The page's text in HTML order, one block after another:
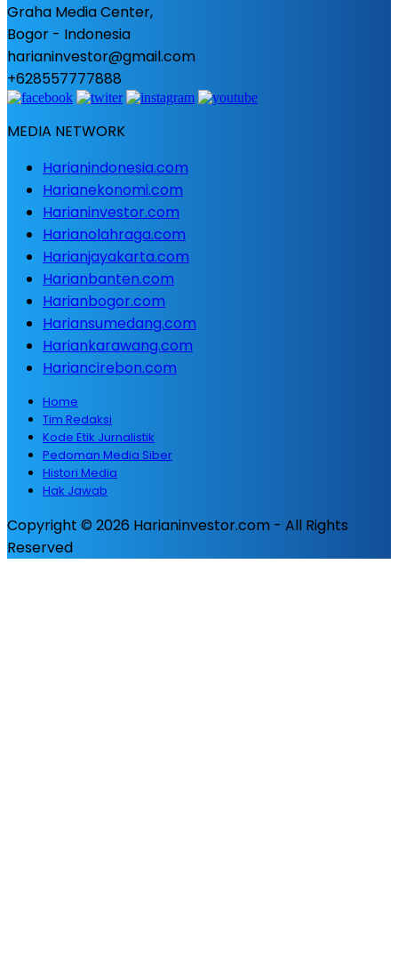
Graha Media Center,
Bogor - Indonesia
harianinvestor@gmail.com
+628557777888
MEDIA NETWORK
Harianindonesia.com
Harianekonomi.com
Harianinvestor.com
Harianolahraga.com
Harianjayakarta.com
Harianbanten.com
Harianbogor.com
Hariansumedang.com
Hariankarawang.com
Hariancirebon.com
Home
Tim Redaksi
Kode Etik Jurnalistik
Pedoman Media Siber
Histori Media
Hak Jawab
Copyright © 2026 Harianinvestor.com - All Rights
Reserved